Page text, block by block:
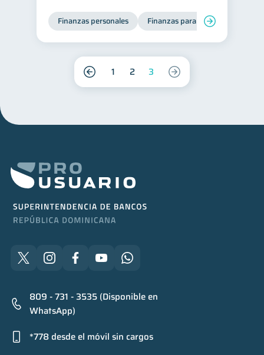
Finanzas personales Finanzas para mujeres
1 2 3
809 - 731 - 3535 (Disponible en
WhatsApp)
*778 desde el móvil sin cargos